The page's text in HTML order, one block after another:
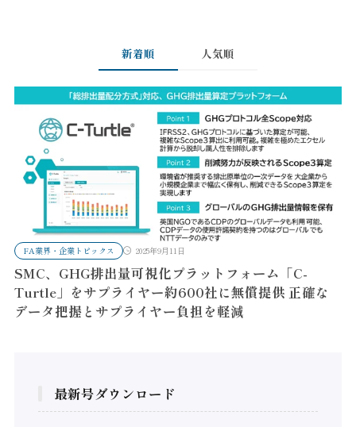
新着順 人気順
FA業界・企業トピックス 2025年9月11日
SMC、GHG排出量可視化プラットフォーム「C-
Turtle」をサプライヤー約600社に無償提供 正確な
データ把握とサプライヤー負担を軽減
最新号ダウンロード